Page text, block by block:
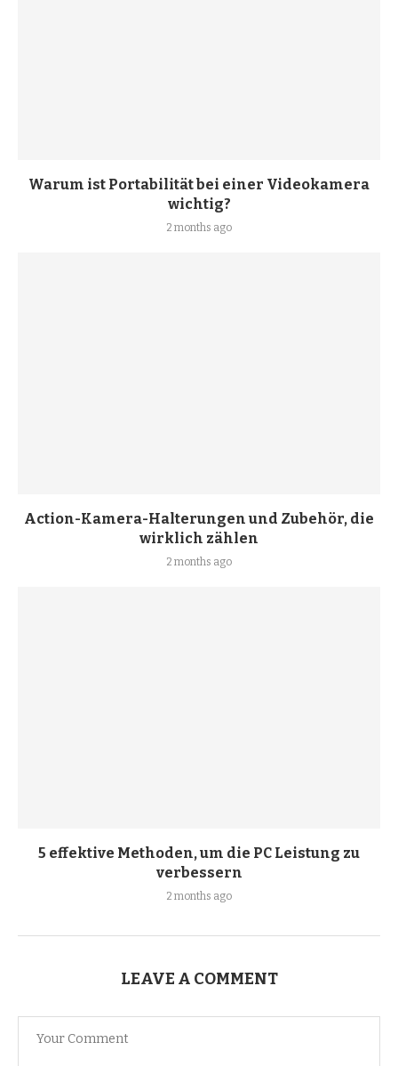
Warum ist Portabilität bei einer Videokamera
wichtig?
2 months ago
Action-Kamera-Halterungen und Zubehör, die
wirklich zählen
2 months ago
5 effektive Methoden, um die PC Leistung zu
verbessern
2 months ago
LEAVE A COMMENT